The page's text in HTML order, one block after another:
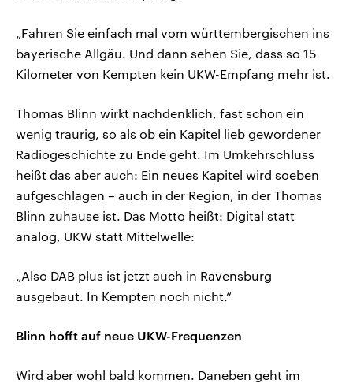
„Fahren Sie einfach mal vom württembergischen ins
bayerische Allgäu. Und dann sehen Sie, dass so 15
Kilometer von Kempten kein UKW-Empfang mehr ist.
Thomas Blinn wirkt nachdenklich, fast schon ein
wenig traurig, so als ob ein Kapitel lieb gewordener
Radiogeschichte zu Ende geht. Im Umkehrschluss
heißt das aber auch: Ein neues Kapitel wird soeben
aufgeschlagen – auch in der Region, in der Thomas
Blinn zuhause ist. Das Motto heißt: Digital statt
analog, UKW statt Mittelwelle:
„Also DAB plus ist jetzt auch in Ravensburg
ausgebaut. In Kempten noch nicht.“
Blinn hofft auf neue UKW-Frequenzen
Wird aber wohl bald kommen. Daneben geht im